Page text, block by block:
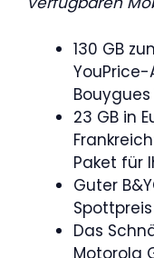
130 GB
23 GB in
Paket für
Guter
Das
Motorola